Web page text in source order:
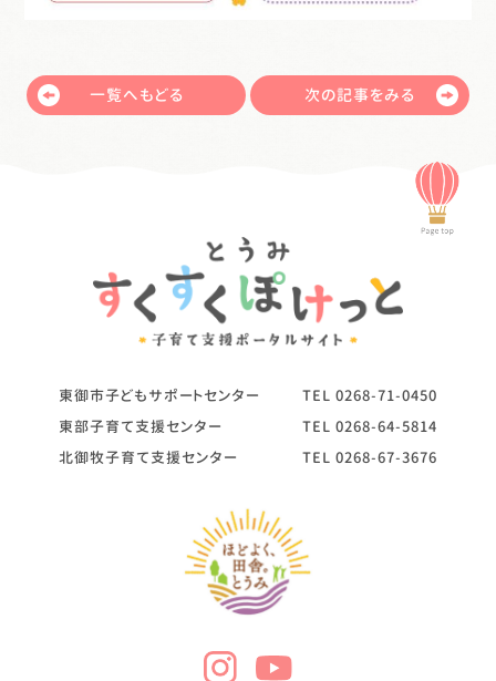
一覧へもどる 次の記事をみる
東御市子どもサポートセンター TEL 0268-71-0450
東部子育て支援センター
TEL 0268-64-5814
北御牧子育て支援センター
TEL 0268-67-3676